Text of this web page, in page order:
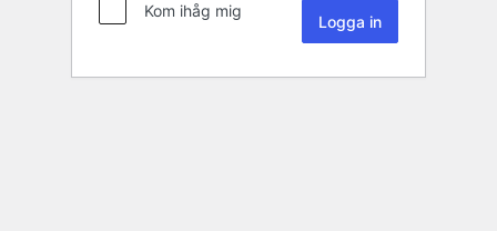
Kom ihåg mig